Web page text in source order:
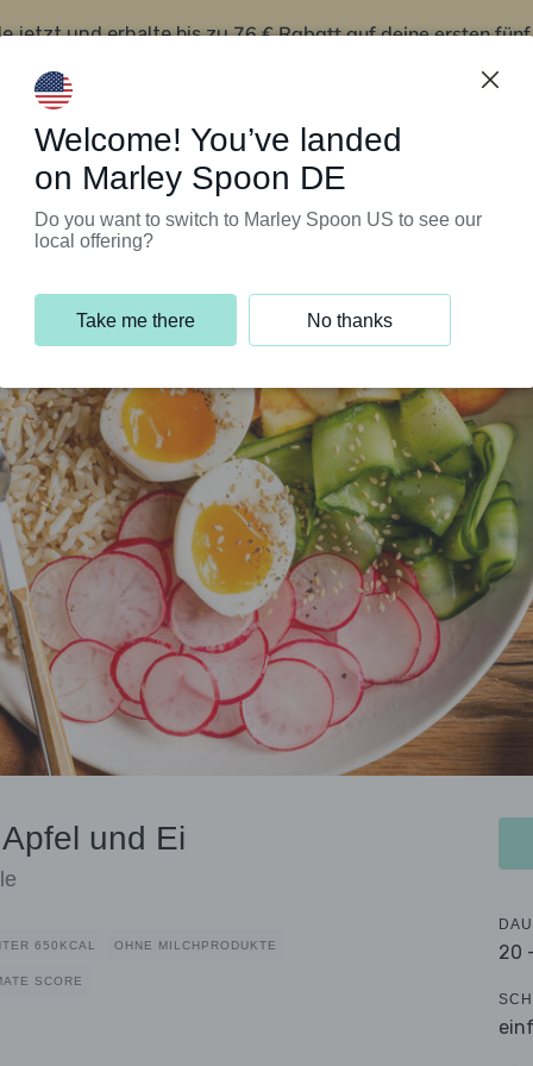
jetzt und erhalte bis zu76 € Rabatt auf deine ersten
Kundenservice
und Ei
650KCAL OHNE MILCHPRODUKTE
SCORE
20
Welcome! You’ve landed
on Marley Spoon DE
Do you want to switch to Marley Spoon US to see our
local offering?
Take me there No thanks